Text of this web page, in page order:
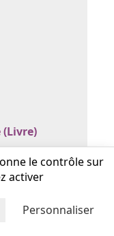
le chemin
le contrôle sur
activer
Personnaliser